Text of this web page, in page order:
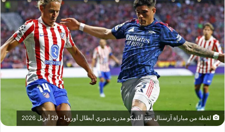
لقطة من مباراة آرسنال ضد أتلتيكو مدريد بدوري أبطال أوروبا - 29 أبريل 2026